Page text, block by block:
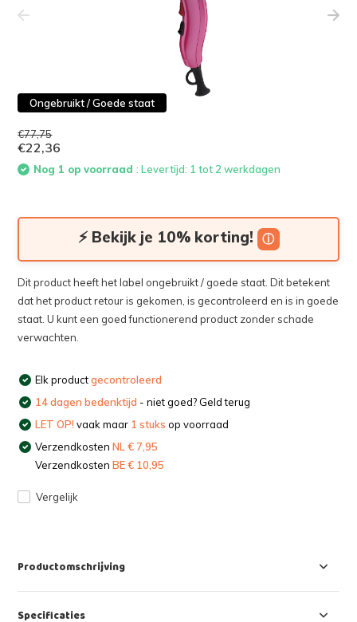
Ongebruikt / Goede staat
€77,75
€22,36
Nog 1 op voorraad: Levertijd: 1 tot 2 werkdagen
⚡ Bekijk je 10% korting! ⓘ
Dit product heeft het label ongebruikt / goede staat. Dit betekent
dat het product retour is gekomen, is gecontroleerd en is in goede
staat. U kunt een goed functionerend product zonder schade
verwachten.
Elk productgecontroleerd
14 dagen bedenktijd - niet goed? Geld terug
LET OP! vaak maar 1 stuks op voorraad
VerzendkostenNL € 7,95
VerzendkostenBE € 10,95
Vergelijk
Productomschrijving
Specificaties